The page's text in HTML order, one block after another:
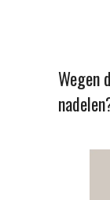
Wegen